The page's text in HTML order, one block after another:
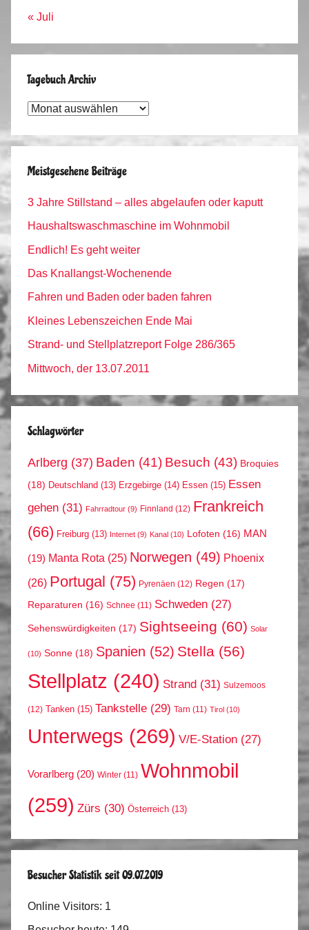
« Juli
Tagebuch Archiv
Tagebuch
Meistgesehene Beiträge
3 Jahre Stillstand – alles abgelaufen oder kaputt
Haushaltswaschmaschine im Wohnmobil
Endlich! Es geht weiter
Das Knallangst-Wochenende
Fahren und Baden oder baden fahren
Kleines Lebenszeichen Ende Mai
Strand- und Stellplatzreport Folge 286/365
Mittwoch, der 13.07.2011
Schlagwörter
Arlberg (37) Baden (41) Besuch (43) Broquies
(18) Deutschland (13) Erzgebirge (14) Essen (15) Essen
gehen (31) Fahrradtour (9) Finnland (12) Frankreich
(66) Freiburg (13) Internet (9) Kanal (10) Lofoten (16) MAN
(19) Manta Rota (25) Norwegen (49) Phoenix
(26) Portugal (75) Pyrenäen (12) Regen (17)
Reparaturen (16) Schnee (11) Schweden (27)
Sehenswürdigkeiten (17) Sightseeing (60) Solar
(10) Sonne (18) Spanien (52) Stella (56)
Stellplatz (240) Strand (31) Sulzemoos
(12) Tanken (15) Tankstelle (29) Tarn (11) Tirol (10)
Unterwegs (269) V/E-Station (27)
Vorarlberg (20) Winter (11) Wohnmobil
(259) Zürs (30) Österreich (13)
Besucher Statistik seit 09.07.2019
Online Visitors: 1